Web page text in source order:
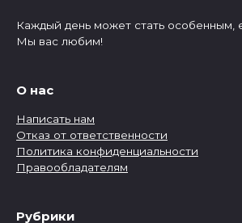
Каждый день может стать особенным,
Мы вас любим!
О нас
Написать нам
Отказ от ответственности
Политика конфиденциальности
Правообладателям
Рубрики